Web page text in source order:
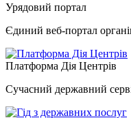
Урядовий портал
Єдиний веб-портал
Платформа Дія Центрів
Сучасний державний